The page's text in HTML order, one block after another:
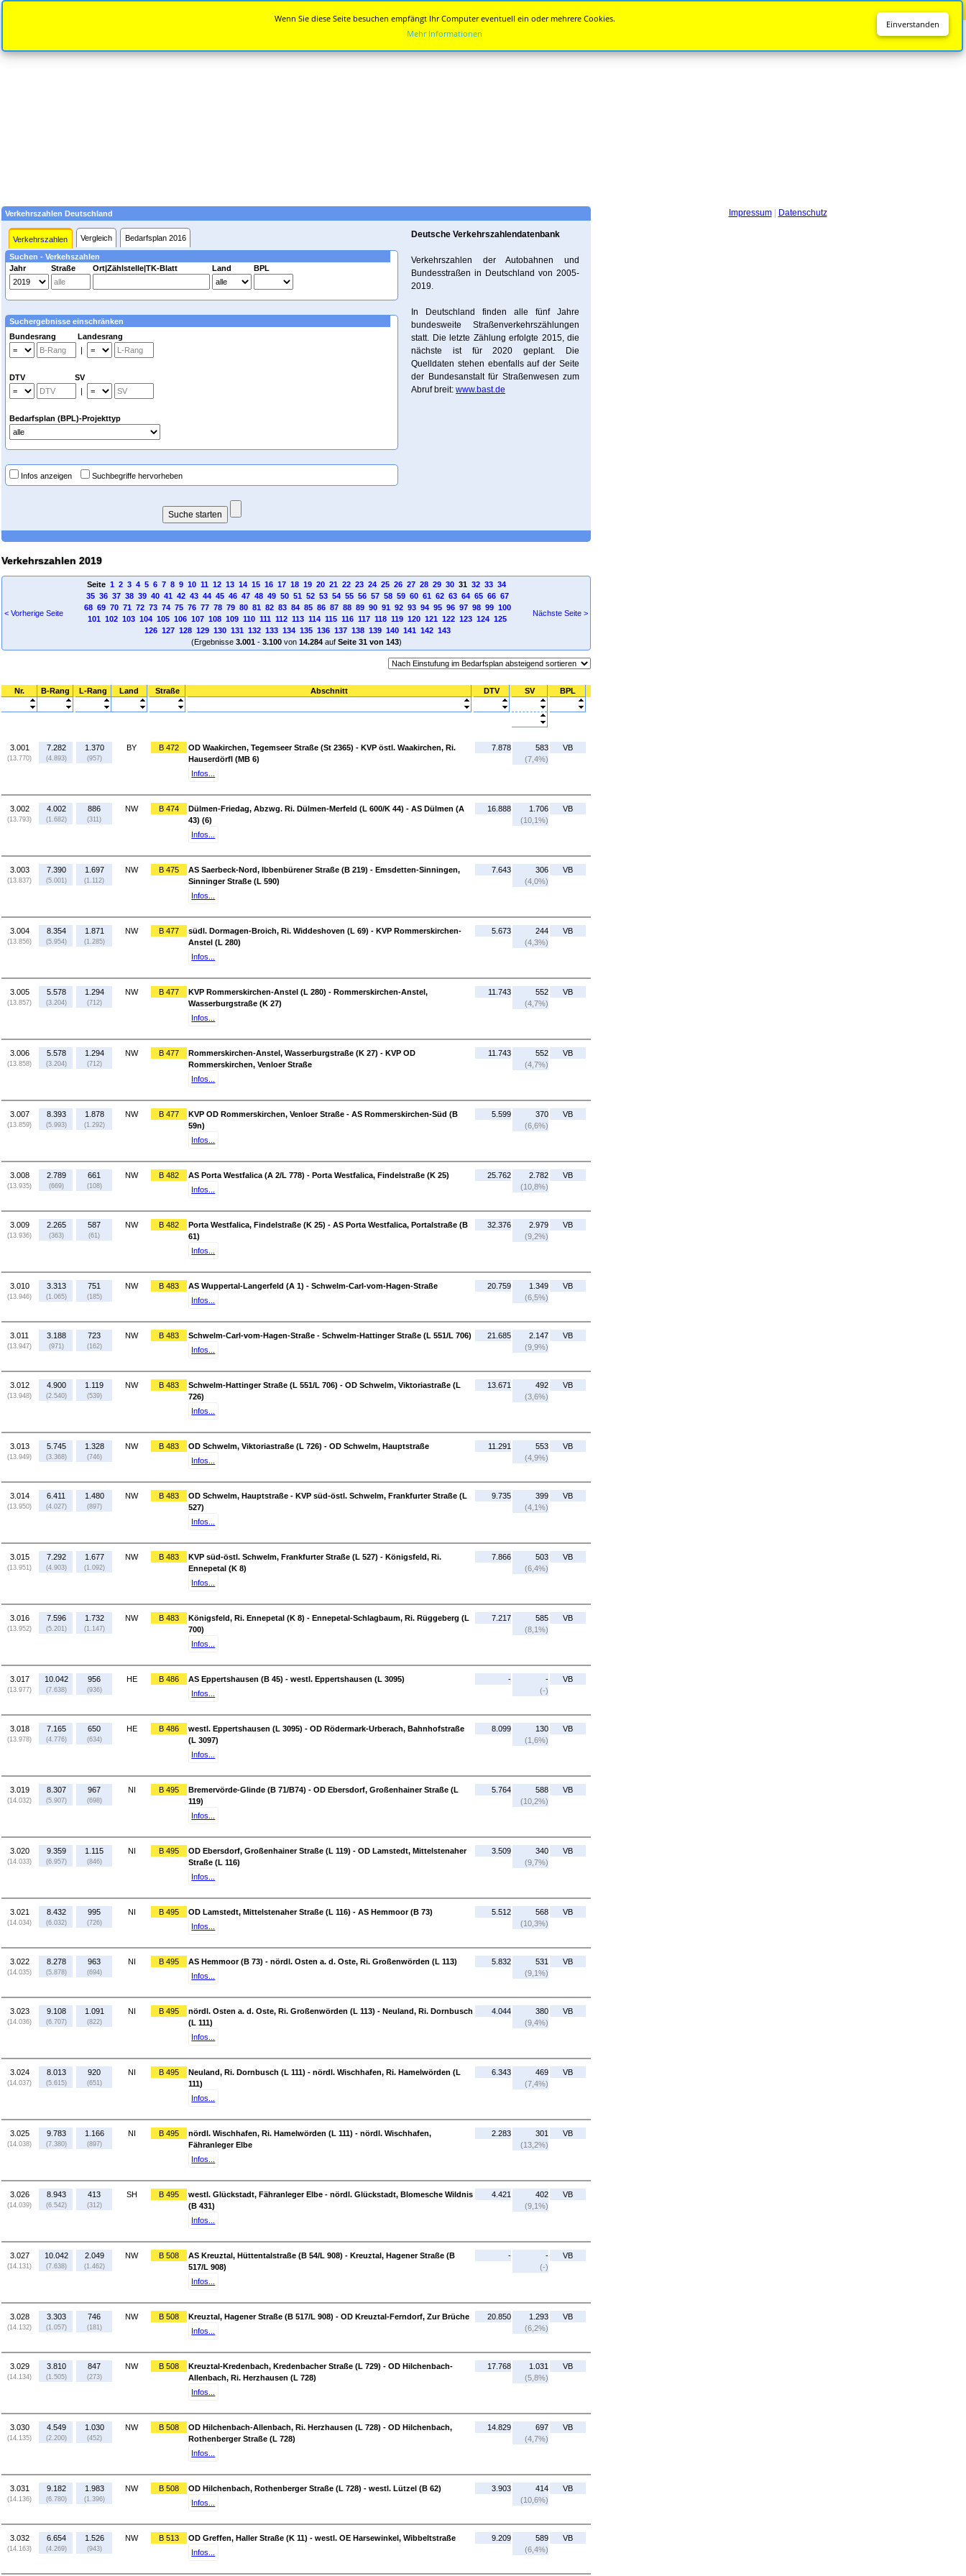
Verkehrszahlen Deutschland
Verkehrszahlen Vergleich Bedarfsplan 2016
Suchen - Verkehszahlen
Jahr
Straße Ort|Zählstelle|TK-Blatt Land BPL
Suchergebnisse einschränken
Bundesrang Landesrang
|
DTV SV
|
Bedarfsplan (BPL)-Projekttyp
Infos anzeigen Suchbegriffe hervorheben
Deutsche Verkehrszahlendatenbank
Verkehrszahlen der Autobahnen und
Bundesstraßen in Deutschland von 2005-
2019.
In Deutschland finden alle fünf Jahre
bundesweite Straßenverkehrszählungen
statt. Die letzte Zählung erfolgte 2015, die
nächste ist für 2020 geplant. Die
Quelldaten stehen ebenfalls auf der Seite
der Bundesanstalt für Straßenwesen zum
Abruf breit: www.bast.de
Verkehrszahlen 2019
< Vorherige Seite
Seite 1 2 3 4 5 6 7 8 9 10 11 12 13 14 15 16 17 18 19 20 21 22 23 24 25 26 27 28 29 3031 32 33 34
35 36 37 38 39 40 41 42 43 44 45 46 47 48 49 50 51 52 53 54 55 56 57 58 59 60 61 62 63 64 65 66 67
68 69 70 71 72 73 74 75 76 77 78 79 80 81 82 83 84 85 86 87 88 89 90 91 92 93 94 95 96 97 98 99 100
101 102 103 104 105 106 107 108 109 110 111 112 113 114 115 116 117 118 119 120 121 122 123 124 125
126 127 128 129 130 131 132 133 134 135 136 137 138 139 140 141 142 143
(Ergebnisse 3.001- 3.100von 14.284auf Seite 31 von 143)
Nächste Seite >
Nr. B-Rang L-Rang Land Straße Abschnitt DTV SV BPL
3.001
(13.770)
7.282
(4.893)
1.370
(957)
BY B 472
OD Waakirchen, Tegemseer Straße (St 2365) - KVP östl. Waakirchen, Ri.
Hauserdörfl (MB 6)
Infos...
7.878
583
(7,4%)
VB
3.002
(13.793)
4.002
(1.682)
886
(311)
NW B 474
Dülmen-Friedag, Abzwg. Ri. Dülmen-Merfeld (L 600/K 44) - AS Dülmen (A
43) (6)
Infos...
16.888
1.706
(10,1%)
VB
3.003
(13.837)
7.390
(5.001)
1.697
(1.112)
NW B 475
AS Saerbeck-Nord, Ibbenbürener Straße (B 219) - Emsdetten-Sinningen,
Sinninger Straße (L 590)
Infos...
7.643
306
(4,0%)
VB
3.004
(13.856)
8.354
(5.954)
1.871
(1.285)
NW B 477
südl. Dormagen-Broich, Ri. Widdeshoven (L 69) - KVP Rommerskirchen-
Anstel (L 280)
Infos...
5.673
244
(4,3%)
VB
3.005
(13.857)
5.578
(3.204)
1.294
(712)
NW B 477
KVP Rommerskirchen-Anstel (L 280) - Rommerskirchen-Anstel,
Wasserburgstraße (K 27)
Infos...
11.743
552
(4,7%)
VB
3.006
(13.858)
5.578
(3.204)
1.294
(712)
NW B 477
Rommerskirchen-Anstel, Wasserburgstraße (K 27) - KVP OD
Rommerskirchen, Venloer Straße
Infos...
11.743
552
(4,7%)
VB
3.007
(13.859)
8.393
(5.993)
1.878
(1.292)
NW B 477
KVP OD Rommerskirchen, Venloer Straße - AS Rommerskirchen-Süd (B
59n)
Infos...
5.599
370
(6,6%)
VB
3.008
(13.935)
2.789
(669)
661
(108)
NW B 482
AS Porta Westfalica (A 2/L 778) - Porta Westfalica, Findelstraße (K 25)
Infos...
25.762
2.782
(10,8%)
VB
3.009
(13.936)
2.265
(363)
587
(61)
NW B 482
Porta Westfalica, Findelstraße (K 25) - AS Porta Westfalica, Portalstraße (B
61)
Infos...
32.376
2.979
(9,2%)
VB
3.010
(13.946)
3.313
(1.065)
751
(185)
NW B 483
AS Wuppertal-Langerfeld (A 1) - Schwelm-Carl-vom-Hagen-Straße
Infos...
20.759
1.349
(6,5%)
VB
3.011
(13.947)
3.188
(971)
723
(162)
NW B 483
Schwelm-Carl-vom-Hagen-Straße - Schwelm-Hattinger Straße (L 551/L 706)
Infos...
21.685
2.147
(9,9%)
VB
3.012
(13.948)
4.900
(2.540)
1.119
(539)
NW B 483
Schwelm-Hattinger Straße (L 551/L 706) - OD Schwelm, Viktoriastraße (L
726)
Infos...
13.671
492
(3,6%)
VB
3.013
(13.949)
5.745
(3.368)
1.328
(746)
NW B 483
OD Schwelm, Viktoriastraße (L 726) - OD Schwelm, Hauptstraße
Infos...
11.291
553
(4,9%)
VB
3.014
(13.950)
6.411
(4.027)
1.480
(897)
NW B 483
OD Schwelm, Hauptstraße - KVP süd-östl. Schwelm, Frankfurter Straße (L
527)
Infos...
9.735
399
(4,1%)
VB
3.015
(13.951)
7.292
(4.903)
1.677
(1.092)
NW B 483
KVP süd-östl. Schwelm, Frankfurter Straße (L 527) - Königsfeld, Ri.
Ennepetal (K 8)
Infos...
7.866
503
(6,4%)
VB
3.016
(13.952)
7.596
(5.201)
1.732
(1.147)
NW B 483
Königsfeld, Ri. Ennepetal (K 8) - Ennepetal-Schlagbaum, Ri. Rüggeberg (L
700)
Infos...
7.217
585
(8,1%)
VB
3.017
(13.977)
10.042
(7.638)
956
(936)
HE B 486
AS Eppertshausen (B 45) - westl. Eppertshausen (L 3095)
Infos...
-
-
(-)
VB
3.018
(13.978)
7.165
(4.776)
650
(634)
HE B 486
westl. Eppertshausen (L 3095) - OD Rödermark-Urberach, Bahnhofstraße
(L 3097)
Infos...
8.099
130
(1,6%)
VB
3.019
(14.032)
8.307
(5.907)
967
(698)
NI B 495
Bremervörde-Glinde (B 71/B74) - OD Ebersdorf, Großenhainer Straße (L
119)
Infos...
5.764
588
(10,2%)
VB
3.020
(14.033)
9.359
(6.957)
1.115
(846)
NI B 495
OD Ebersdorf, Großenhainer Straße (L 119) - OD Lamstedt, Mittelstenaher
Straße (L 116)
Infos...
3.509
340
(9,7%)
VB
3.021
(14.034)
8.432
(6.032)
995
(726)
NI B 495
OD Lamstedt, Mittelstenaher Straße (L 116) - AS Hemmoor (B 73)
Infos...
5.512
568
(10,3%)
VB
3.022
(14.035)
8.278
(5.878)
963
(694)
NI B 495
AS Hemmoor (B 73) - nördl. Osten a. d. Oste, Ri. Großenwörden (L 113)
Infos...
5.832
531
(9,1%)
VB
3.023
(14.036)
9.108
(6.707)
1.091
(822)
NI B 495
nördl. Osten a. d. Oste, Ri. Großenwörden (L 113) - Neuland, Ri. Dornbusch
(L 111)
Infos...
4.044
380
(9,4%)
VB
3.024
(14.037)
8.013
(5.615)
920
(651)
NI B 495
Neuland, Ri. Dornbusch (L 111) - nördl. Wischhafen, Ri. Hamelwörden (L
111)
Infos...
6.343
469
(7,4%)
VB
3.025
(14.038)
9.783
(7.380)
1.166
(897)
NI B 495
nördl. Wischhafen, Ri. Hamelwörden (L 111) - nördl. Wischhafen,
Fähranleger Elbe
Infos...
2.283
301
(13,2%)
VB
3.026
(14.039)
8.943
(6.542)
413
(312)
SH B 495
westl. Glückstadt, Fähranleger Elbe - nördl. Glückstadt, Blomesche Wildnis
(B 431)
Infos...
4.421
402
(9,1%)
VB
3.027
(14.131)
10.042
(7.638)
2.049
(1.462)
NW B 508
AS Kreuztal, Hüttentalstraße (B 54/L 908) - Kreuztal, Hagener Straße (B
517/L 908)
Infos...
-
-
(-)
VB
3.028
(14.132)
3.303
(1.057)
746
(181)
NW B 508
Kreuztal, Hagener Straße (B 517/L 908) - OD Kreuztal-Ferndorf, Zur Brüche
Infos...
20.850
1.293
(6,2%)
VB
3.029
(14.134)
3.810
(1.505)
847
(273)
NW B 508
Kreuztal-Kredenbach, Kredenbacher Straße (L 729) - OD Hilchenbach-
Allenbach, Ri. Herzhausen (L 728)
Infos...
17.768
1.031
(5,8%)
VB
3.030
(14.135)
4.549
(2.200)
1.030
(452)
NW B 508
OD Hilchenbach-Allenbach, Ri. Herzhausen (L 728) - OD Hilchenbach,
Rothenberger Straße (L 728)
Infos...
14.829
697
(4,7%)
VB
3.031
(14.136)
9.182
(6.780)
1.983
(1.396)
NW B 508
OD Hilchenbach, Rothenberger Straße (L 728) - westl. Lützel (B 62)
Infos...
3.903
414
(10,6%)
VB
3.032
(14.163)
6.654
(4.269)
1.526
(943)
NW B 513
OD Greffen, Haller Straße (K 11) - westl. OE Harsewinkel, Wibbeltstraße
Infos...
9.209
589
(6,4%)
VB
Impressum| Datenschutz
Einverstanden
Wenn Sie diese Seite besuchen empfängt Ihr Computer eventuell ein oder mehrere Cookies.
Mehr Informationen